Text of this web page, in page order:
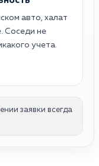
авто, халат
Соседи не
учета.
заявки всегда